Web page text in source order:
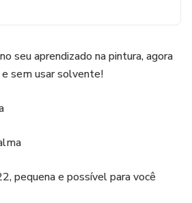
seu aprendizado na pintura, agora
sem usar solvente!
pequena e possível para você